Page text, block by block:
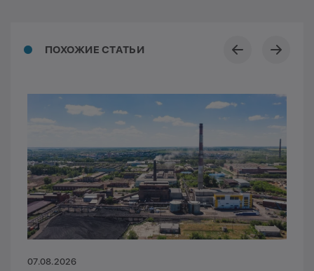
ПОХОЖИЕ СТАТЬИ
07.08.2026